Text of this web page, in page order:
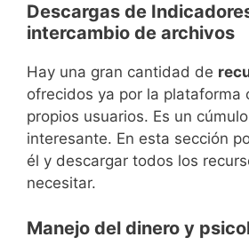
Descargas de
intercambio de archivos
Hay una gran cantidad de
ofrecidos ya por la plataforma
propios usuarios. Es un
interesante. En esta sección
él y descargar todos los
necesitar.
Manejo del dinero y